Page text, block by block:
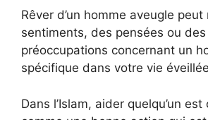
Rêver d’un homme aveugle
sentiments, des pensées ou des
préoccupations concernant un
spécifique dans votre vie
Dans l’Islam, aider quelqu’un